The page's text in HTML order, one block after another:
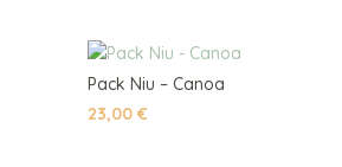
Pack Niu – Canoa
23,00€